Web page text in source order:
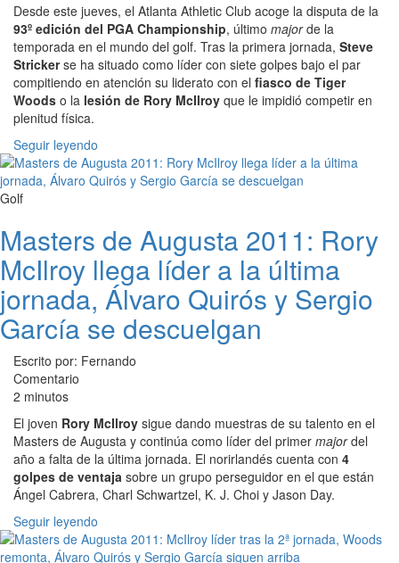
Desde este jueves, el Atlanta Athletic Club acoge la disputa de la
93º edición del PGA Championship, último majorde la
temporada en el mundo del golf. Tras la primera jornada, Steve
Strickerse ha situado como líder con siete golpes bajo el par
compitiendo en atención su liderato con el fiasco de Tiger
Woods o la lesión de Rory McIlroy que le impidió competir en
plenitud física.
Seguir leyendo
Golf
Masters de Augusta 2011: Rory
McIlroy llega líder a la última
jornada, Álvaro Quirós y Sergio
García se descuelgan
Escrito por: Fernando
Comentario
2 minutos
El joven Rory McIlroy sigue dando muestras de su talento en el
Masters de Augusta y continúa como líder del primer majordel
año a falta de la última jornada. El norirlandés cuenta con 4
golpes de ventaja sobre un grupo perseguidor en el que están
Ángel Cabrera, Charl Schwartzel, K. J. Choi y Jason Day.
Seguir leyendo